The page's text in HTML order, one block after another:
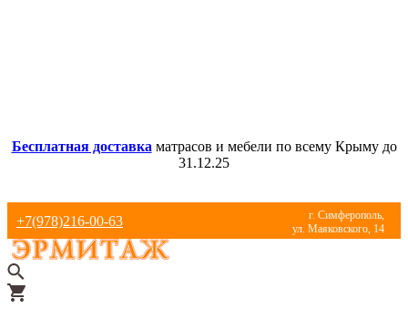
Бесплатная доставка матрасов и мебели по всему Крыму до
31.12.25
+7(978)216-00-63
г. Симферополь,
ул. Маяковского, 14